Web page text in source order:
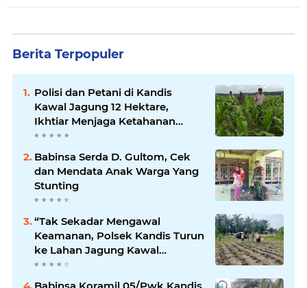
Berita Terpopuler
Polisi dan Petani di Kandis
Kawal Jagung 12 Hektare,
Ikhtiar Menjaga Ketahanan
Pangan
Babinsa Serda D. Gultom, Cek
dan Mendata Anak Warga Yang
Stunting
“Tak Sekadar Mengawal
Keamanan, Polsek Kandis Turun
ke Lahan Jagung Kawal
Ketahanan Pangan